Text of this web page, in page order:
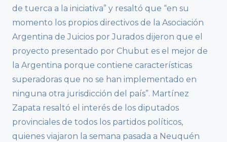
de tuerca a la iniciativa” y resaltó que “en su
momento los propios directivos de la Asociación
Argentina de Juicios por Jurados dijeron que el
proyecto presentado por Chubut es el mejor de
la Argentina porque contiene características
superadoras que no se han implementado en
ninguna otra jurisdicción del país”. Martínez
Zapata resaltó el interés de los diputados
provinciales de todos los partidos políticos,
quienes viajaron la semana pasada a Neuquén